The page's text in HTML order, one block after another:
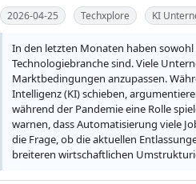
2026-04-25 Techxplore KI
In den letzten Monaten haben
Technologiebranche sind. Viele
Marktbedingungen anzupassen.
Intelligenz (KI) schieben,
während der Pandemie eine Rolle
warnen, dass Automatisierung viele
die Frage, ob die aktuellen
breiteren wirtschaftlichen